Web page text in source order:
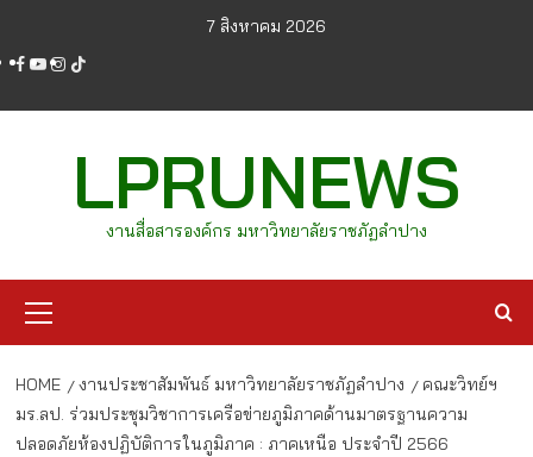
content
7 สิงหาคม 2026
facebook
youtube
instagram
tiktok
LPRUNEWS
งานสื่อสารองค์กร มหาวิทยาลัยราชภัฏลำปาง
Menu
HOME งานประชาสัมพันธ์ มหาวิทยาลัยราชภัฏลำปาง
คณะวิทย์ฯ
มร.ลป. ร่วมประชุมวิชาการเครือข่ายภูมิภาคด้านมาตรฐานความ
ปลอดภัยห้องปฏิบัติการในภูมิภาค : ภาคเหนือ ประจำปี 2566